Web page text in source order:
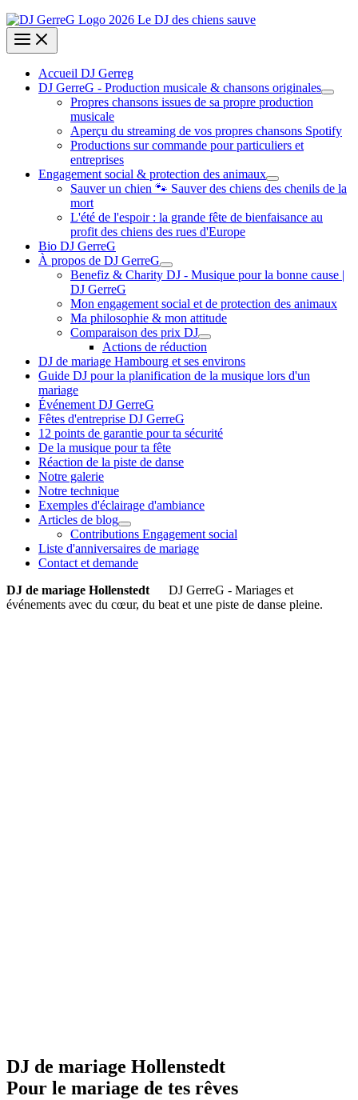
Accueil DJ Gerreg
DJ GerreG - Production musicale & chansons originales
Propres chansons issues de sa propre production
musicale
Aperçu du streaming de vos propres chansons Spotify
Productions sur commande pour particuliers et
entreprises
Engagement social & protection des animaux
Sauver un chien 🐾 Sauver des chiens des chenils de la
mort
L'été de l'espoir : la grande fête de bienfaisance au
profit des chiens des rues d'Europe
Bio DJ GerreG
À propos de DJ GerreG
Benefiz & Charity DJ - Musique pour la bonne cause |
DJ GerreG
Mon engagement social et de protection des animaux
Ma philosophie & mon attitude
Comparaison des prix DJ
Actions de réduction
DJ de mariage Hambourg et ses environs
Guide DJ pour la planification de la musique lors d'un
mariage
Événement DJ GerreG
Fêtes d'entreprise DJ GerreG
12 points de garantie pour ta sécurité
De la musique pour ta fête
Réaction de la piste de danse
Notre galerie
Notre technique
Exemples d'éclairage d'ambiance
Articles de blog
Contributions Engagement social
Liste d'anniversaires de mariage
Contact et demande
DJ de mariage Hollenstedt
DJ GerreG - Mariages et
événements avec du cœur, du beat et une piste de danse pleine.
DJ de mariage Hollenstedt
Pour le mariage de tes rêves